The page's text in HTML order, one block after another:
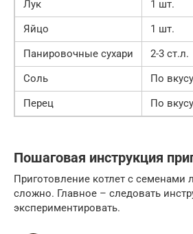
Лук
1 шт.
Яйцо
1 шт.
Панировочные сухари
2-3 ст.л.
Соль
По вкусу
Перец
По вкусу
Пошаговая инструкция
Приготовление котлет с семенами
сложно. Главное – следовать
экспериментировать.